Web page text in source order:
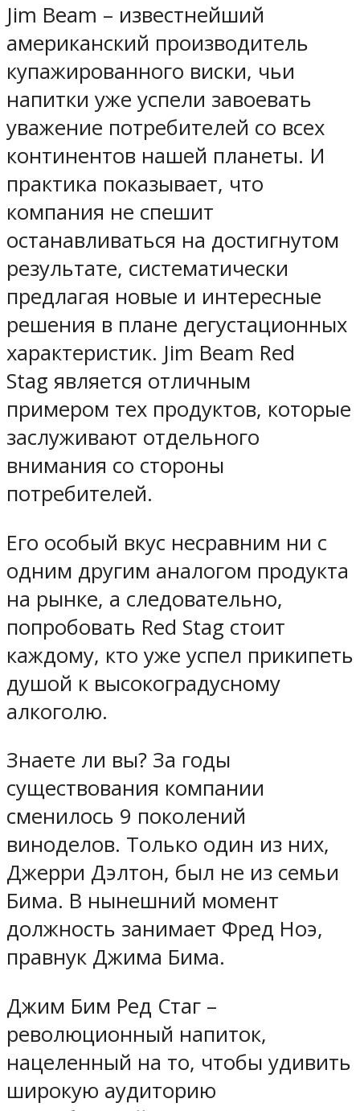
Jim Beam – известнейший
американский производитель
купажированного виски, чьи
напитки уже успели завоевать
уважение потребителей со всех
континентов нашей планеты. И
практика показывает, что
компания не спешит
останавливаться на достигнутом
результате, систематически
предлагая новые и интересные
решения в плане дегустационных
характеристик. Jim Beam Red
Stag является отличным
примером тех продуктов, которые
заслуживают отдельного
внимания со стороны
потребителей.
Его особый вкус несравним ни с
одним другим аналогом продукта
на рынке, а следовательно,
попробовать Red Stag стоит
каждому, кто уже успел прикипеть
душой к высокоградусному
алкоголю.
Знаете ли вы? За годы
существования компании
сменилось 9 поколений
виноделов. Только один из них,
Джерри Дэлтон, был не из семьи
Бима. В нынешний момент
должность занимает Фред Ноэ,
правнук Джима Бима.
Джим Бим Ред Стаг –
революционный напиток,
нацеленный на то, чтобы удивить
широкую аудиторию